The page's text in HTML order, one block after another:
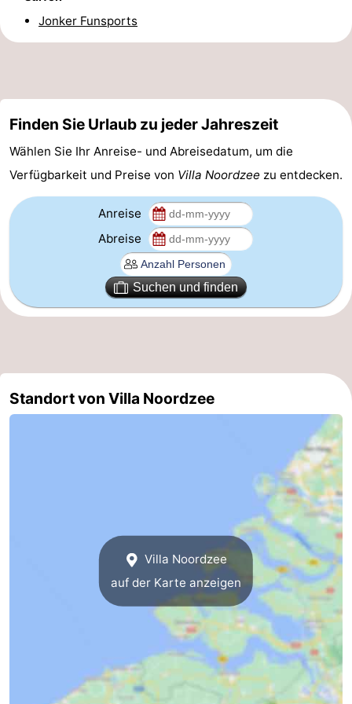
Sport
Radfahren
-
Reiten
Sportangeln
Seehunden
und
trinken
Veranstaltungen
Praktisch
Jonker Funsports
Finden Sie Urlaub zu jeder Jahreszeit
Wählen Sie Ihr Anreise- und Abreisedatum, um die
Verfügbarkeit und Preise von Villa Noordzee zu entdecken.
Anreise
Abreise
Suchen und finden
Standort von Villa Noordzee
Villa Noordzee
auf der Karte anzeigen